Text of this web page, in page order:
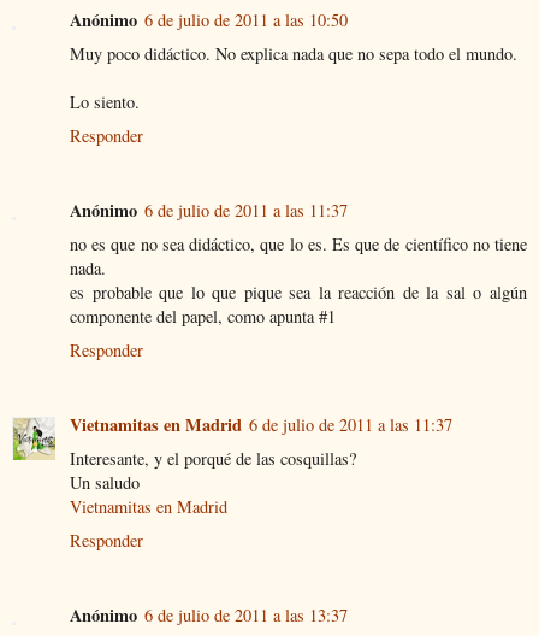
Anónimo 6 de julio de 2011 a las 10:50
Muy poco didáctico. No explica nada que no sepa todo el mundo.
Lo siento.
Responder
Anónimo 6 de julio de 2011 a las 11:37
no es que no sea didáctico, que lo es. Es que de científico no tiene
nada.
es probable que lo que pique sea la reacción de la sal o algún
componente del papel, como apunta #1
Responder
Vietnamitas en Madrid 6 de julio de 2011 a las 11:37
Interesante, y el porqué de las cosquillas?
Un saludo
Vietnamitas en Madrid
Responder
Anónimo 6 de julio de 2011 a las 13:37